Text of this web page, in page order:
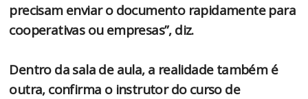
precisam enviar o documento rapidamente para
cooperativas ou empresas”, diz.
Dentro da sala de aula, a realidade também é
outra, confirma o instrutor do curso de